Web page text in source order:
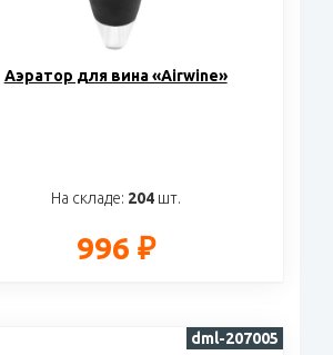
Аэратор для вина «Airwine»
На складе: 204шт.
996 ₽
dml-207005